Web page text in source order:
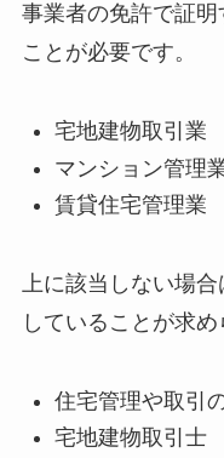
事業者の免許で証
ことが必要です。
宅地建物取引業
マンション管理
賃貸住宅管理業
上に該当しない場
していることが求め
住宅管理や取引
宅地建物取引士